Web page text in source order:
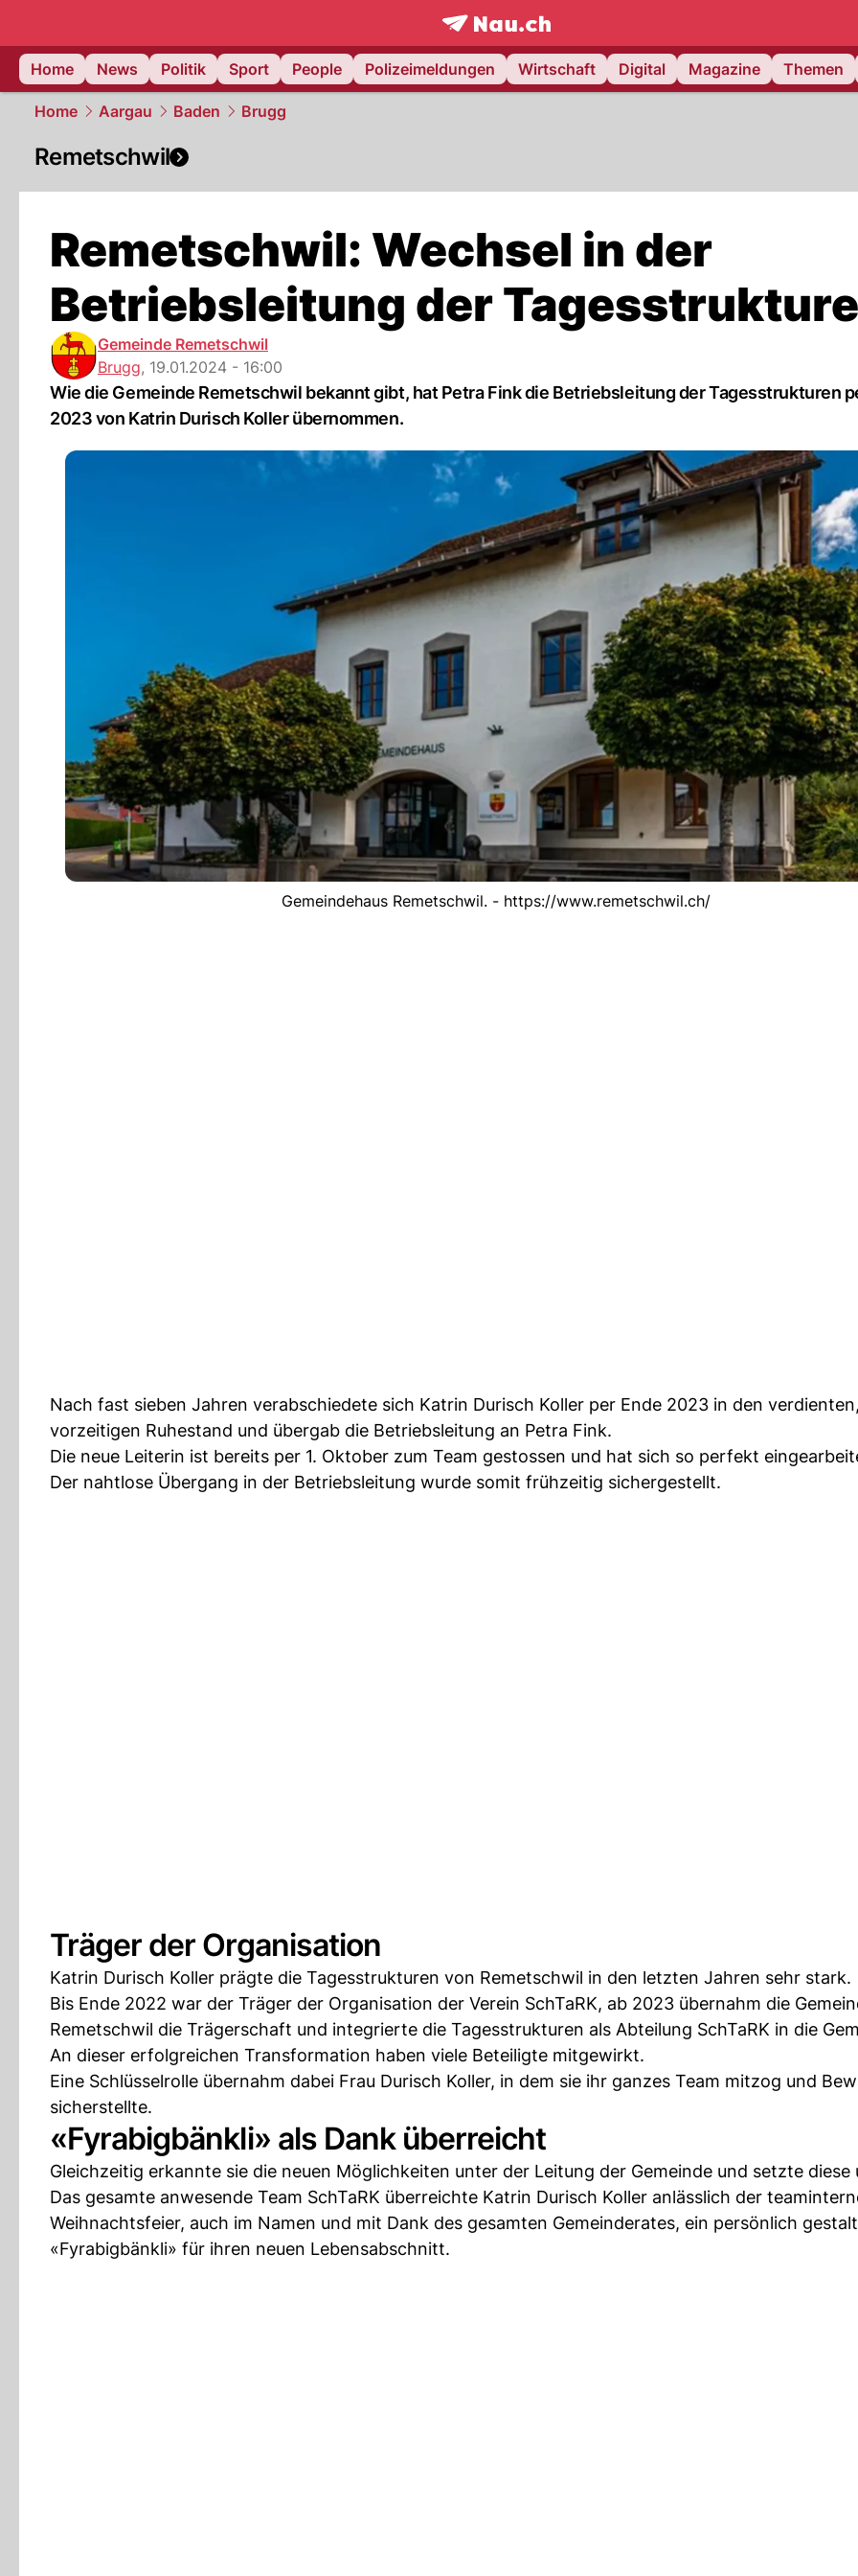
frontpage.NAU.ch
Home
News Politik Sport People Polizeimeldungen Wirtschaft Digital Magazine Themen
Home Aargau Baden Brugg
Remetschwil
Remetschwil: Wechsel in der
Betriebsleitung der
Gemeinde Remetschwil
Brugg, 19.01.2024 - 16:00
Wie die Gemeinde Remetschwil bekannt gibt, hat Petra Fink die Betriebsleitung der Tagesstrukturen
2023 von Katrin Durisch Koller übernommen.
Gemeindehaus Remetschwil. - https://www.remetschwil.ch/
Nach fast sieben Jahren verabschiedete sich Katrin Durisch Koller per Ende 2023 in den verdienten,
vorzeitigen Ruhestand und übergab die Betriebsleitung an Petra Fink.
Die neue Leiterin ist bereits per 1. Oktober zum Team gestossen und hat sich so perfekt
Der nahtlose Übergang in der Betriebsleitung wurde somit frühzeitig sichergestellt.
Träger der Organisation
Katrin Durisch Koller prägte die Tagesstrukturen von Remetschwil in den letzten Jahren sehr stark.
Bis Ende 2022 war der Träger der Organisation der Verein SchTaRK, ab 2023 übernahm die
Remetschwil die Trägerschaft und integrierte die Tagesstrukturen als Abteilung SchTaRK in die
An dieser erfolgreichen Transformation haben viele Beteiligte mitgewirkt.
Eine Schlüsselrolle übernahm dabei Frau Durisch Koller, in dem sie ihr ganzes Team mitzog und
sicherstellte.
«Fyrabigbänkli» als Dank überreicht
Gleichzeitig erkannte sie die neuen Möglichkeiten unter der Leitung der Gemeinde und setzte diese
Das gesamte anwesende Team SchTaRK überreichte Katrin Durisch Koller anlässlich der
Weihnachtsfeier, auch im Namen und mit Dank des gesamten Gemeinderates, ein persönlich
«Fyrabigbänkli» für ihren neuen Lebensabschnitt.